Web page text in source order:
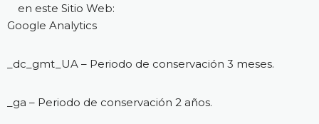
en este Sitio Web:
Google Analytics
_dc_gmt_UA – Periodo de conservación 3 meses.
_ga – Periodo de conservación 2 años.